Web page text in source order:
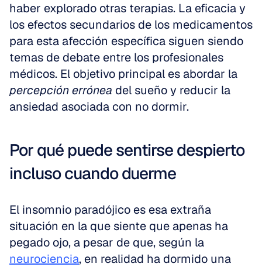
haber explorado otras terapias. La eficacia y
los efectos secundarios de los medicamentos
para esta afección específica siguen siendo
temas de debate entre los profesionales
percepción errónea del sueño y reducir la
ansiedad asociada con no dormir.
Por qué puede sentirse despierto
incluso cuando duerme
El insomnio paradójico es esa extraña
situación en la que siente que apenas ha
neurociencia, en realidad ha dormido una